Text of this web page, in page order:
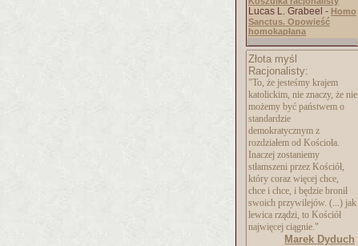
Lucas L. Grabeel - Homo
Sanctus. Opowieść
homokapłana
Złota myśl
Racjonalisty:
"To, że jesteśmy krajem
katolickim, nie znaczy, że nie
możemy być państwem o
standardzie
demokratycznym z
rozdziałem od Kościoła.
Inaczej zostaniemy
stłamszeni przez Kościół,
który coraz więcej chce,
chce i chce, i będzie bronił
swoich przywilejów. (...) jak
lewica rządzi, to Kościół
najwięcej ciągnie."
Marek Dyduch